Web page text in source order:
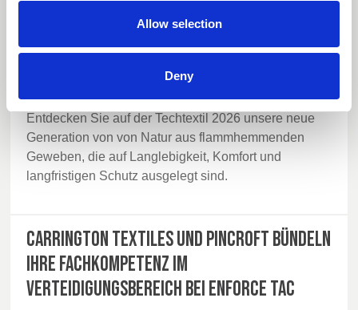
Allow selection
Deny
Entdecken Sie auf der Techtextil 2026 unsere neue
Generation von von Natur aus flammhemmenden
Geweben, die auf Langlebigkeit, Komfort und
langfristigen Schutz ausgelegt sind.
Carrington Textiles und Pincroft bündeln
ihre Fachkompetenz im
Verteidigungsbereich bei Enforce Tac